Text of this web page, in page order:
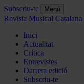
Subscriu-te Menú
Revista Musical Catalana
Inici
Actualitat
Crítica
Entrevistes
Darrera edició
Subscriu-te